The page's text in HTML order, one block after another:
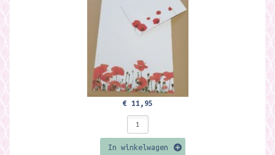
€ 11,95
In winkelwagen